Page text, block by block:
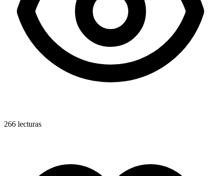
266 lecturas